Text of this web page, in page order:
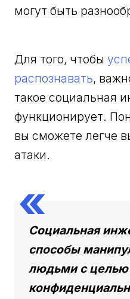
могут быть
Для того, чтобы
распознавать,
такое социальная
функционирует.
вы сможете легче
атаки.
Социальная
способы
людьми с целью